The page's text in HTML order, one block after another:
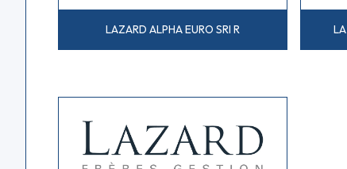
LAZARD ALPHA EURO SRI R